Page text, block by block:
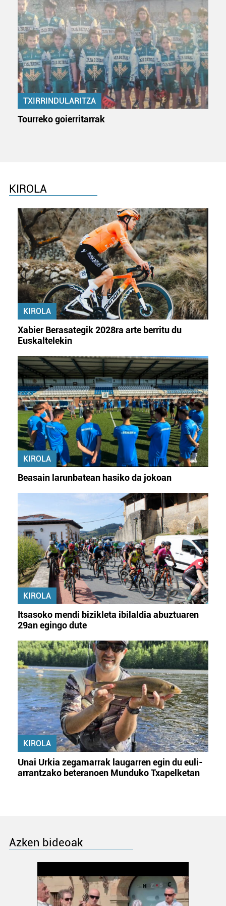
duten interes legitimoa eta horren aurka nola egin
dezakezun ikusteko.
Lortu zure datu pertsonalak prozesatzeko moduari
buruzko informazio gehiago eta ezarri zure lehentasunak
datuen atalean. Edozein unetan alda edo ken dezakezu
zure baimena Cookieen adierazpenean.
Webgune honek cookie propioak eta hirugarrenen cookie-
fitxategiak erabiltzen ditu. Zure esperientzia eta
zerbitzuak hobetzeko asmoz, cookie teknologiaz
TXIRRINDULARITZA
Tourreko goierritarrak
KIROLA
KIROLA
Xabier Berasategik 2028ra arte berritu du
Euskaltelekin
KIROLA
Beasain larunbatean hasiko da jokoan
KIROLA
Itsasoko mendi bizikleta ibilaldia abuztuaren
29an egingo dute
KIROLA
Unai Urkia zegamarrak laugarren egin du euli-
arrantzako beteranoen Munduko Txapelketan
Azken bideoak